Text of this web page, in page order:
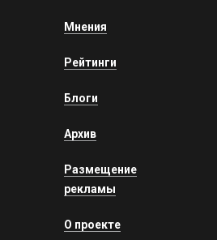
Мнения
Рейтинги
Блоги
Архив
Размещение
рекламы
О проекте